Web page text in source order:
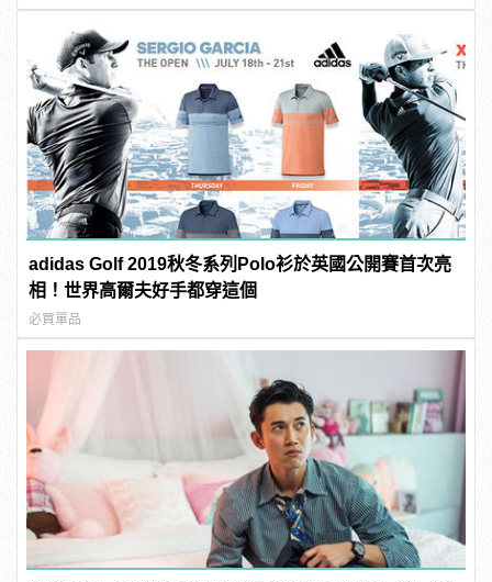
adidas Golf 2019秋冬系列Polo衫於英國公開賽首次亮
相！世界高爾夫好手都穿這個
必買單品